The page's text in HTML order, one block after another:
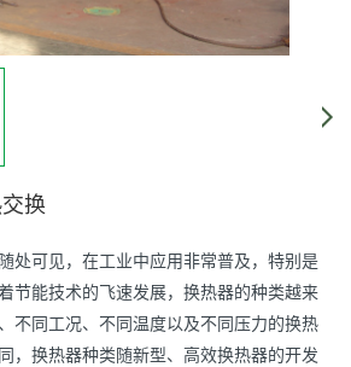
换
处可见，在工业中应用非常普及，特别是
节能技术的飞速发展， 换热器的种类越来
不同工况、不同温度以及不同压力的换热
，换热器种类随新型、高效换热器的开发